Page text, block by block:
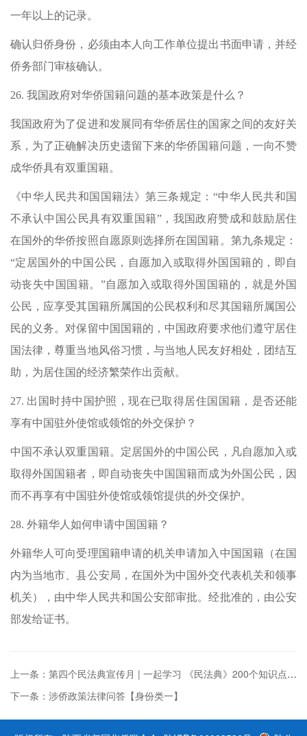
一年以上的记录。
确认归侨身份，必须由本人向工作单位提出书面申请，并经
侨务部门审核确认。
26. 我国政府对华侨国籍问题的基本政策是什么？
我国政府为了促进和发展同有华侨居住的国家之间的友好关
系，为了正确解决历史遗留下来的华侨国籍问题，一向不赞
成华侨具有双重国籍。
《中华人民共和国国籍法》第三条规定：“中华人民共和国
不承认中国公民具有双重国籍”，我国政府赞成和鼓励居住
在国外的华侨按照自愿原则选择所在国国籍。第九条规定：
“定居国外的中国公民，自愿加入或取得外国国籍的，即自
动丧失中国国籍。”自愿加入或取得外国国籍的，就是外国
公民，应享受其国籍所属国的公民权利和尽其国籍所属国公
民的义务。对保留中国国籍的，中国政府要求他们遵守居住
国法律，尊重当地风俗习惯，与当地人民友好相处，团结互
助，为居住国的经济繁荣作出贡献。
27. 出国时持中国护照，现在已取得居住国国籍，是否还能
享有中国驻外使馆或领馆的外交保护？
中国不承认双重国籍。定居国外的中国公民，凡自愿加入或
取得外国国籍者，即自动丧失中国国籍而成为外国公民，因
而不再享有中国驻外使馆或领馆提供的外交保护。
28. 外籍华人如何申请中国国籍？
外籍华人可向受理国籍申请的机关申请加入中国国籍（在国
内为当地市、县公安局，在国外为中国外交代表机关和领事
机关），由中华人民共和国公安部审批。经批准的，由公安
部发给证书。
上一条：第四个民法典宣传月 | 一起学习 《民法典》200个知识点（147-200）
下一条：涉侨政策法律问答【身份类一】